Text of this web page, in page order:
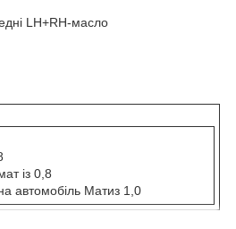
LH+RH-масло
із 0,8
автомобіль Матиз 1,0